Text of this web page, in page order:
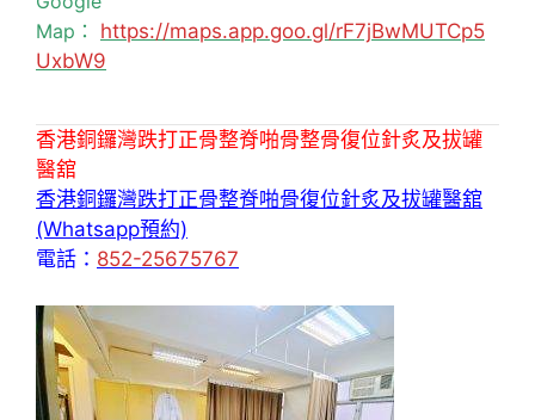
Map： https://maps.app.goo.gl/rF7jBwMUTCp5
UxbW9
香港銅鑼灣跌打正骨整脊啪骨整骨復位針炙及拔罐
醫舘
香港銅鑼灣跌打正骨整脊啪骨復位針炙及拔罐醫舘
(Whatsapp預約)
電話： 852-25675767